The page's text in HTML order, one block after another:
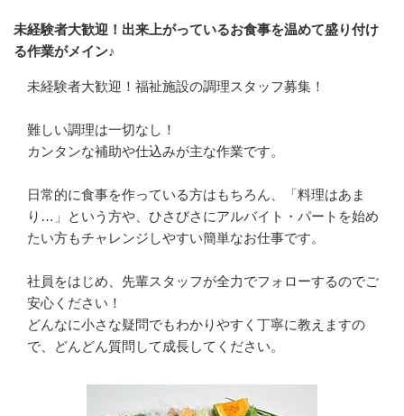
未経験者大歓迎！出来上がっているお食事を温めて盛り付け
る作業がメイン♪
未経験者大歓迎！福祉施設の調理スタッフ募集！
難しい調理は一切なし！
カンタンな補助や仕込みが主な作業です。
日常的に食事を作っている方はもちろん、「料理はあま
り…」という方や、ひさびさにアルバイト・パートを始め
たい方もチャレンジしやすい簡単なお仕事です。
社員をはじめ、先輩スタッフが全力でフォローするのでご
安心ください！
どんなに小さな疑問でもわかりやすく丁寧に教えますの
で、どんどん質問して成長してください。